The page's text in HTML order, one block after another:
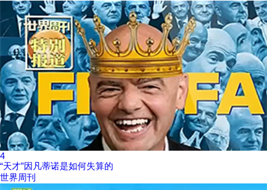
4
“天才”因凡蒂诺是如何失算的
世界周刊